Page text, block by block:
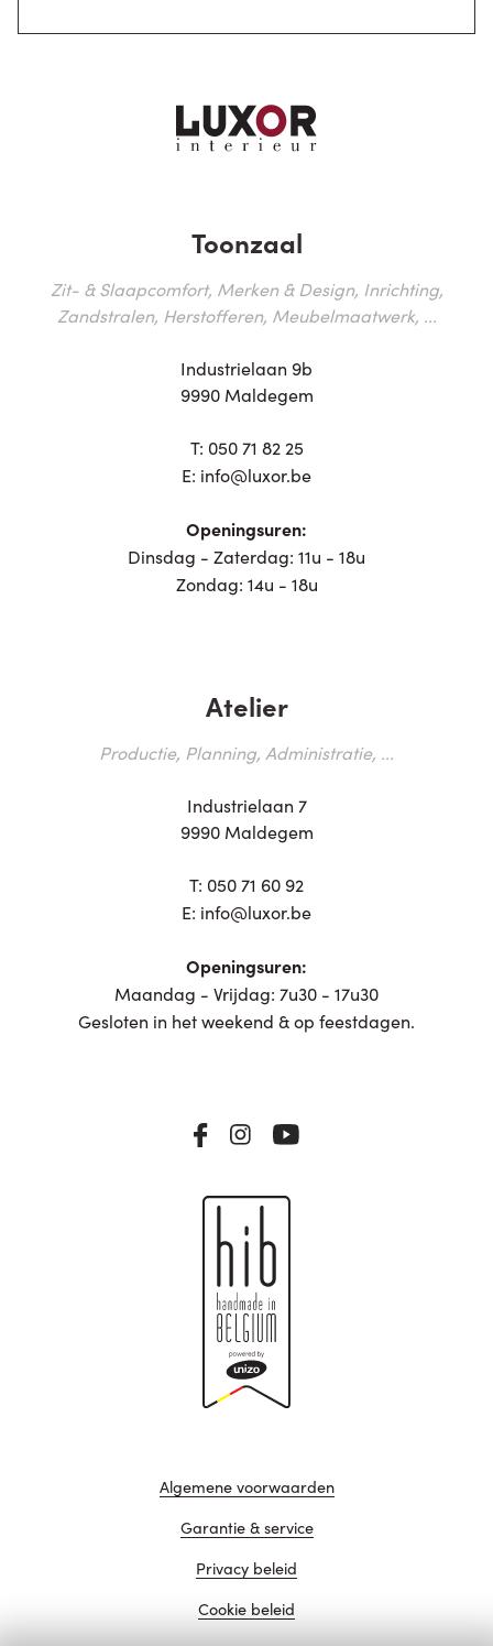
Toonzaal
Zit- & Slaapcomfort, Merken & Design, Inrichting,
Zandstralen, Herstofferen, Meubelmaatwerk, ...
Industrielaan 9b
9990 Maldegem
T: 050 71 82 25
E: info@luxor.be
Openingsuren:
Dinsdag - Zaterdag: 11u - 18u
Zondag: 14u - 18u
Atelier
Productie, Planning, Administratie, ...
Industrielaan 7
9990 Maldegem
T: 050 71 60 92
E: info@luxor.be
Openingsuren:
Maandag - Vrijdag: 7u30 - 17u30
Gesloten in het weekend & op feestdagen.
Algemene voorwaarden
Garantie & service
Privacy beleid
Cookie beleid